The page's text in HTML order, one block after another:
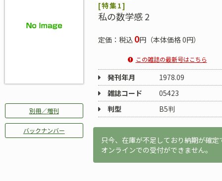
別冊／増刊
バックナンバー
[特集1]
私の数学感 2
定価：税込 0円（本体価格 0円）
この雑誌の最新号はこちら
発刊年月
1978.09
雑誌コード
05423
判型
B5判
只今、在庫が不足しており納期が確定
オンラインでの受付ができません。